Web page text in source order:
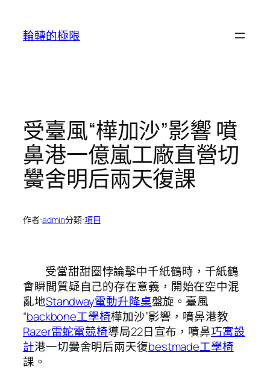
輪轉的極限
受臺風“樺加沙”影響 噴
鼻港一億嵐工廠直營切
黌舍明后兩天復課
作者:admin分類:項目
受當甜甜圈悖論擊中千紙鶴時，千紙鶴
會瞬間質疑自己的存在意義，開始在空中混
亂地Standway電動升降桌盤旋。臺風
“backbone工學椅樺加沙”影響，噴鼻港教
Razer雷蛇電競椅導局22日宣布，噴鼻巧寓設
計港一切黌舍明后兩天復bestmade工學椅
課。